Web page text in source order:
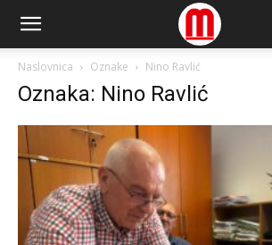
Naslovnica Oznake Nino Ravlić
Oznaka: Nino Ravlić